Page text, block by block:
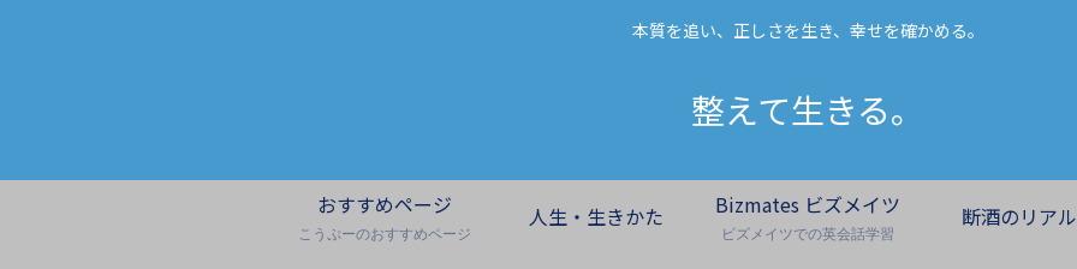
本質を追い、正しさを生き、幸せを確かめる。
整えて生きる。
おすすめページ
こうぷーのおすすめページ
人生・生きかた Bizmates ビズメイツ
ビズメイツでの英会話学習
断酒のリアル